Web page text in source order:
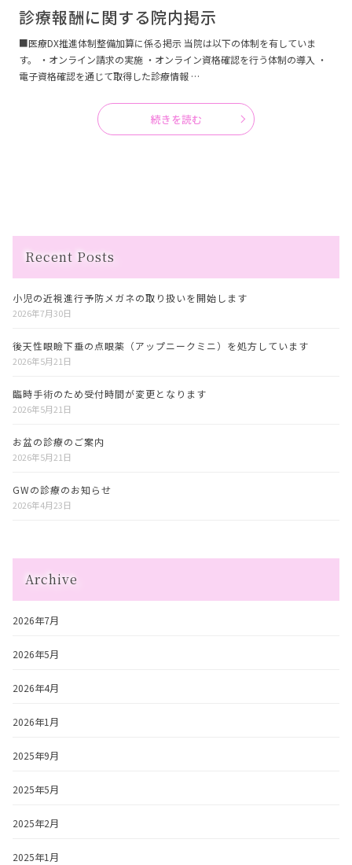
診療報酬に関する院内掲示
■医療DX推進体制整備加算に係る掲示 当院は以下の体制を有していま
す。 ・オンライン請求の実施 ・オンライン資格確認を行う体制の導入 ・
電子資格確認を通じて取得した診療情報 …
続きを読む
Recent Posts
小児の近視進行予防メガネの取り扱いを開始します
2026年7月30日
後天性眼瞼下垂の点眼薬（アップニークミニ）を処方しています
2026年5月21日
臨時手術のため受付時間が変更となります
2026年5月21日
お盆の診療のご案内
2026年5月21日
GWの診療のお知らせ
2026年4月23日
Archive
2026年7月
2026年5月
2026年4月
2026年1月
2025年9月
2025年5月
2025年2月
2025年1月